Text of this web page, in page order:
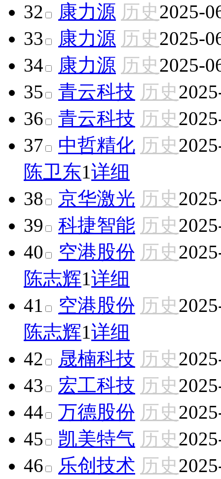
32
康力源 历史2025-
33
康力源 历史2025-
34
康力源 历史2025-
35
青云科技 历史
36
青云科技 历史
37
中哲精化 历史
陈卫东1详细
38
京华激光 历史
39
科捷智能 历史
40
空港股份 历史
陈志辉1详细
41
空港股份 历史
陈志辉1详细
42
晟楠科技 历史
43
宏工科技 历史
44
万德股份 历史
45
凯美特气 历史
46
乐创技术 历史